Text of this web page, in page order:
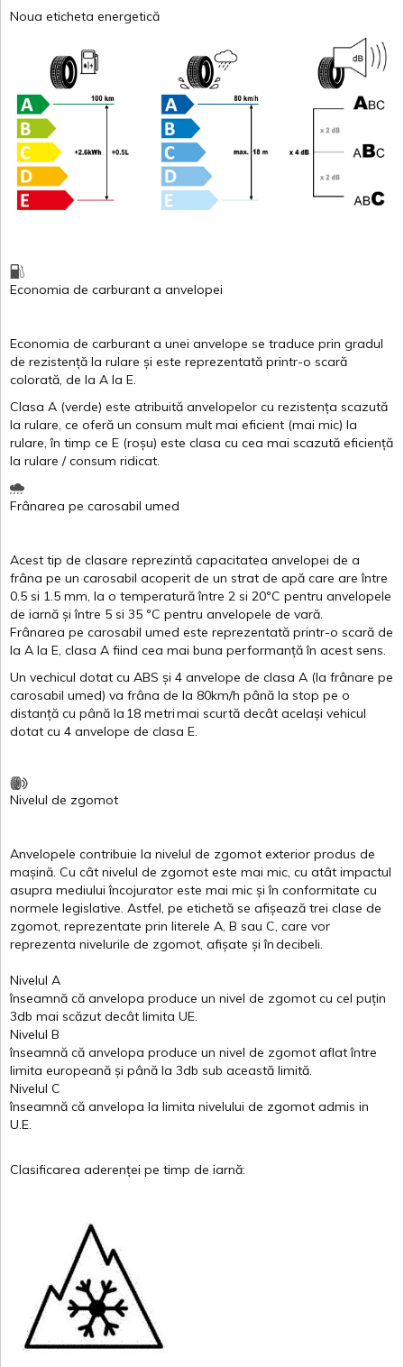
Noua eticheta energetică
Economia de carburant a anvelopei
Economia de carburant a unei anvelope se traduce prin gradul
de rezistență la rulare și este reprezentată printr-o scară
colorată, de la A la E.
Clasa A (verde) este atribuită anvelopelor cu rezistența scazută
la rulare, ce oferă un consum mult mai eficient (mai mic) la
rulare,în timp ce E (roșu) este clasa cu cea mai scazută eficiență
la rulare /consum ridicat.
Frânarea pe carosabil umed
Acest tip de clasare reprezintă capacitatea anvelopei de a
frâna pe un carosabil acoperit de un strat de apă care areîntre
0.5 si 1.5 mm, la o temperatură între 2 si 20ºC pentru anvelopele
de iarnă și între 5 si 35 ºC pentru anvelopele de vară.
Frânarea pe carosabil umed este reprezentată printr-o scară de
la A la E, clasa A fiind cea mai buna performanță în acest sens.
Un vechicul dotat cu ABS și 4 anvelope de clasa A (la frânare pe
carosabil umed) va frâna de la 80km/h până la stop pe o
distanță cu până la 18 metrimai scurtă decât același vehicul
dotat cu 4 anvelope de clasa E.
Nivelul de zgomot
Anvelopele contribuie la nivelul de zgomot exterior produs de
mașină. Cu cât nivelul de zgomot este mai mic, cu atât impactul
asupra mediului încojurator este mai mic și în conformitate cu
normele legislative. Astfel, pe etichetă se afișează trei clase de
zgomot, reprezentate prin literele A, B sau C, care vor
reprezenta nivelurile de zgomot, afișate și îndecibeli.
Nivelul A
înseamnă că anvelopa produce un nivel de zgomot cu cel puțin
3db mai scăzut decât limita UE.
Nivelul B
înseamnă că anvelopa produce un nivel de zgomot aflat între
limita europeană și până la 3db sub această limită.
Nivelul C
înseamnă că anvelopa la limita nivelului de zgomot admis in
U.E.
Clasificarea aderenței pe timp de iarnă: